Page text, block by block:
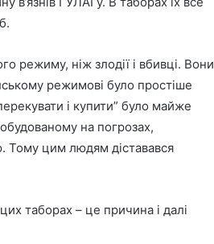
режиму, ніж злодії і вбивці. Вони
режимові було простіше
і купити” було майже
на погрозах,
Тому цим людям діставався
таборах – це причина і далі